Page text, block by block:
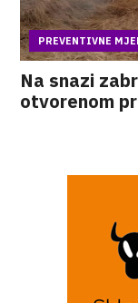
PREVENTIVNE
Na snazi
otvorenom